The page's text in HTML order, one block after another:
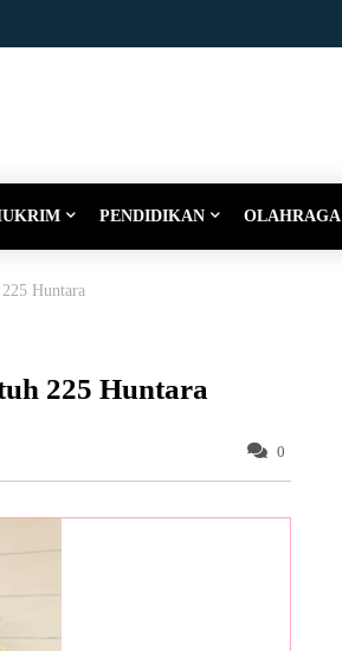
PENDIDIKAN OLAHRAGA
Huntara
225 Huntara
0